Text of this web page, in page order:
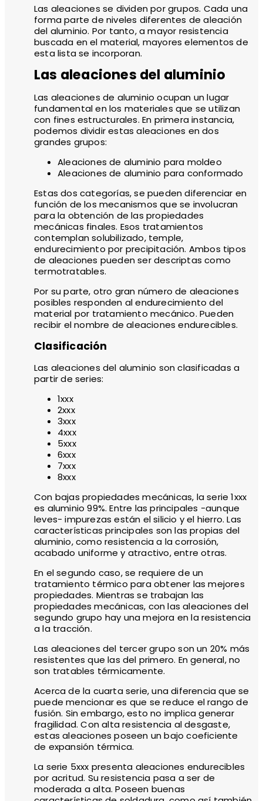
Las aleaciones se dividen por grupos. Cada una
forma parte de niveles diferentes de aleación
del aluminio. Por tanto, a mayor resistencia
buscada en el material, mayores elementos de
esta lista se incorporan.
Las aleaciones del aluminio
Las aleaciones de aluminio ocupan un lugar
fundamental en los materiales que se utilizan
con fines estructurales. En primera instancia,
podemos dividir estas aleaciones en dos
grandes grupos:
Aleaciones de aluminio para moldeo
Aleaciones de aluminio para conformado
Estas dos categorías, se pueden diferenciar en
función de los mecanismos que se involucran
para la obtención de las propiedades
mecánicas finales. Esos tratamientos
contemplan solubilizado, temple,
endurecimiento por precipitación. Ambos tipos
de aleaciones pueden ser descriptas como
termotratables.
Por su parte, otro gran número de aleaciones
posibles responden al endurecimiento del
material por tratamiento mecánico. Pueden
recibir el nombre de aleaciones endurecibles.
Clasificación
Las aleaciones del aluminio son clasificadas a
partir de series:
1xxx
2xxx
3xxx
4xxx
5xxx
6xxx
7xxx
8xxx
Con bajas propiedades mecánicas, la serie 1xxx
es aluminio 99%. Entre las principales -aunque
leves- impurezas están el silicio y el hierro. Las
características principales son las propias del
aluminio, como resistencia a la corrosión,
acabado uniforme y atractivo, entre otras.
En el segundo caso, se requiere de un
tratamiento térmico para obtener las mejores
propiedades. Mientras se trabajan las
propiedades mecánicas, con las aleaciones del
segundo grupo hay una mejora en la resistencia
a la tracción.
Las aleaciones del tercer grupo son un 20% más
resistentes que las del primero. En general, no
son tratables térmicamente.
Acerca de la cuarta serie, una diferencia que se
puede mencionar es que se reduce el rango de
fusión. Sin embargo, esto no implica generar
fragilidad. Con alta resistencia al desgaste,
estas aleaciones poseen un bajo coeficiente
de expansión térmica.
La serie 5xxx presenta aleaciones endurecibles
por acritud. Su resistencia pasa a ser de
moderada a alta. Poseen buenas